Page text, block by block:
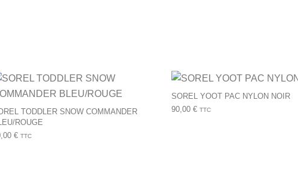
plusieurs variations. Les options peuvent être choisies sur la page du
TODDLER SNOW COMMANDER
ROUGE
€ TTC
SOREL YOOT PAC NYLON NOIR
90,00 € TTC